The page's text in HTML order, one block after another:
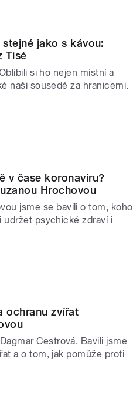
jako s kávou:
Tisé
si ho nejen místní a
naši sousedé za hranicemi.
v čase koronaviru?
Hrochovou
jsme se bavili o tom, koho
udržet psychické zdraví i
ochranu zvířat
Cestrová. Bavili jsme
a o tom, jak pomůže proti